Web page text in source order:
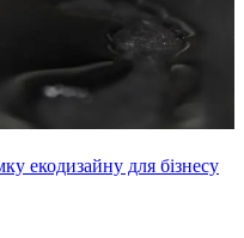
екодизайну для бізнесу